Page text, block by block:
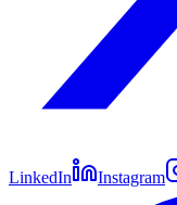
LinkedIn Instagram